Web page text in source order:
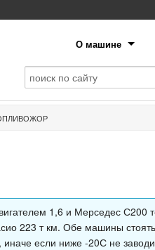
О машине
1,6 и Мерседес С200
223 т км. Обе машины
если ниже -20С не